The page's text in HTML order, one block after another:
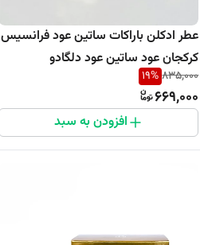
عطر ادکلن باراکات ساتین عود فرانسیس
کرکجان عود ساتین عود دلگادو
835,000
19%
669,000
افزودن به سبد